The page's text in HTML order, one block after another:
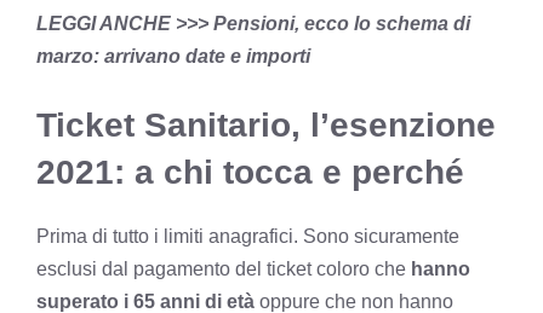
LEGGI ANCHE >>> Pensioni, ecco lo schema di
marzo: arrivano date e importi
Ticket Sanitario, l’esenzione
2021: a chi tocca e perché
Prima di tutto i limiti anagrafici. Sono sicuramente
esclusi dal pagamento del ticket coloro che hanno
superato i 65 anni di età oppure che non hanno